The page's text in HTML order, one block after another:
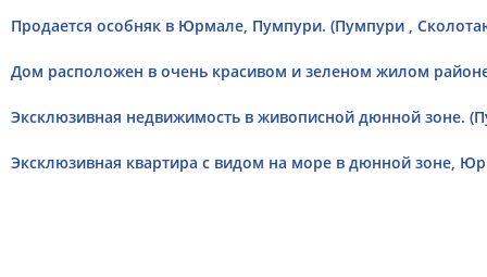
Продается особняк в Юрмале, Пумпури. (Пумпури ,
Дом расположен в очень красивом и зеленом жилом
Эксклюзивная недвижимость в живописной дюнной зоне.
Эксклюзивная квартира с видом на море в дюнной зоне,